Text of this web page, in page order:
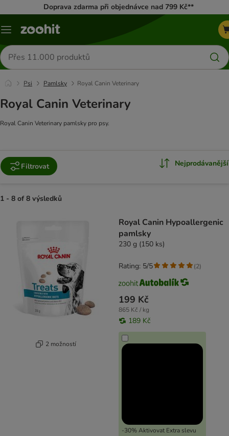
Doprava zdarma při objednávce nad 799 Kč**
Menu
Hledat
produkty
Psi Pamlsky Royal Canin Veterinary
Royal Canin Veterinary
Royal Canin Veterinary pamlsky pro psy.
Filtrovat Nejprodávanější
1 - 8 of 8 výsledků
2 možností
Royal Canin Hypoallergenic
pamlsky
230 g (150 ks)
199 Kč
865 Kč / kg
189 Kč
-30% Aktivovat Extra slevu
Rating: 5/5 (2)